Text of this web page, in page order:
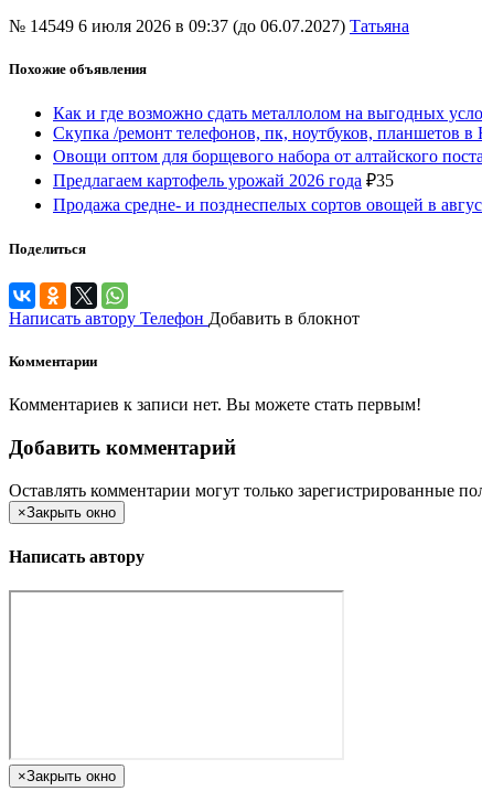
№ 14549 6 июля 2026 в 09:37 (до 06.07.2027) Татьяна
Похожие объявления
Как и где возможно сдать металлолом на выгодных
Скупка /ремонт телефонов, пк, ноутбуков, планшетов в
Овощи оптом для борщевого набора от алтайского
Предлагаем картофель урожай 2026 года ₽35
Продажа средне- и позднеспелых сортов овощей в
Поделиться
Написать автору Телефон Добавить в блокнот
Комментарии
Комментариев к записи нет. Вы можете стать первым!
Добавить комментарий
Оставлять комментарии могут только зарегистрированные
×Закрыть окно
Написать автору
×Закрыть окно